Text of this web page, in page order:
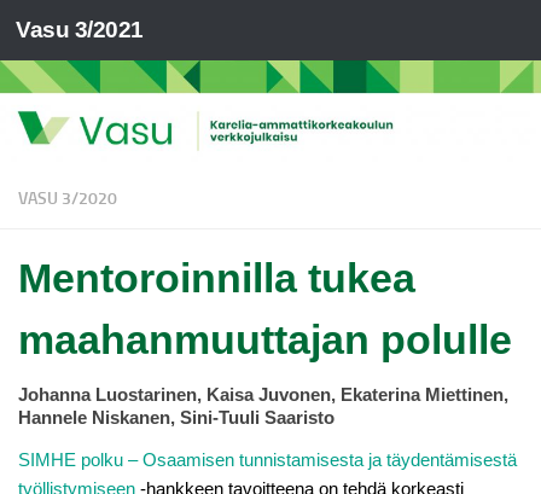
Vasu 3/2021
VASU 3/2020
Mentoroinnilla tukea
maahanmuuttajan polulle
Johanna Luostarinen, Kaisa Juvonen, Ekaterina Miettinen,
Hannele Niskanen, Sini-Tuuli Saaristo
SIMHE polku – Osaamisen tunnistamisesta ja täydentämisestä
työllistymiseen -hankkeen tavoitteena on tehdä korkeasti